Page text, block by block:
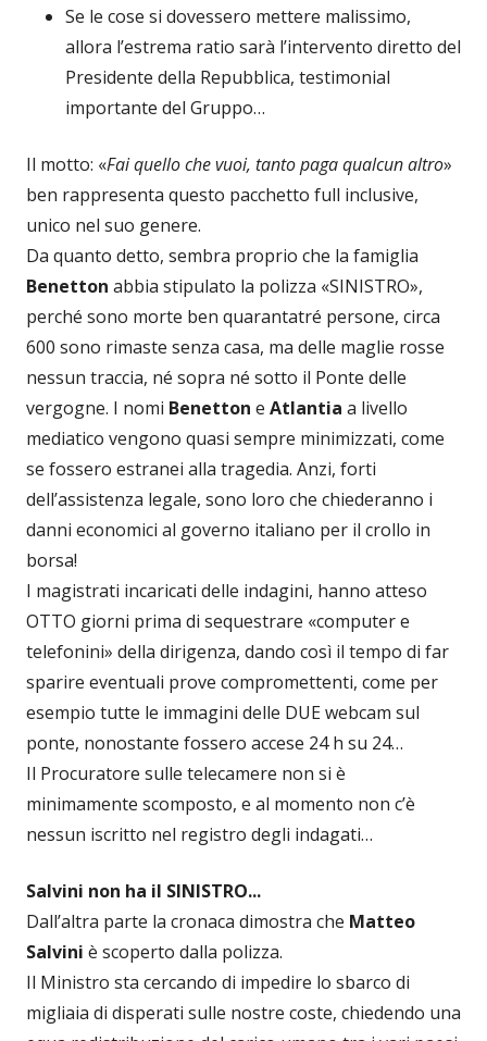
Se le cose si dovessero mettere malissimo,
allora l’estrema ratio sarà l’intervento diretto del
Presidente della Repubblica, testimonial
importante del Gruppo…
Il motto: «Fai quello che vuoi, tanto paga qualcun altro»
ben rappresenta questo pacchetto full inclusive,
unico nel suo genere.
Da quanto detto, sembra proprio che la famiglia
Benetton abbia stipulato la polizza «SINISTRO»,
perché sono morte ben quarantatré persone, circa
600 sono rimaste senza casa, ma delle maglie rosse
nessun traccia, né sopra né sotto il Ponte delle
vergogne. I nomi Benetton e Atlantia a livello
mediatico vengono quasi sempre minimizzati, come
se fossero estranei alla tragedia. Anzi, forti
dell’assistenza legale, sono loro che chiederanno i
danni economici al governo italiano per il crollo in
borsa!
I magistrati incaricati delle indagini, hanno atteso
OTTO giorni prima di sequestrare «computer e
telefonini» della dirigenza, dando così il tempo di far
sparire eventuali prove compromettenti, come per
esempio tutte le immagini delle DUE webcam sul
ponte, nonostante fossero accese 24 h su 24…
Il Procuratore sulle telecamere non si è
minimamente scomposto, e al momento non c’è
nessun iscritto nel registro degli indagati…
Salvini non ha il SINISTRO...
Dall’altra parte la cronaca dimostra che Matteo
Salvini è scoperto dalla polizza.
Il Ministro sta cercando di impedire lo sbarco di
migliaia di disperati sulle nostre coste, chiedendo una